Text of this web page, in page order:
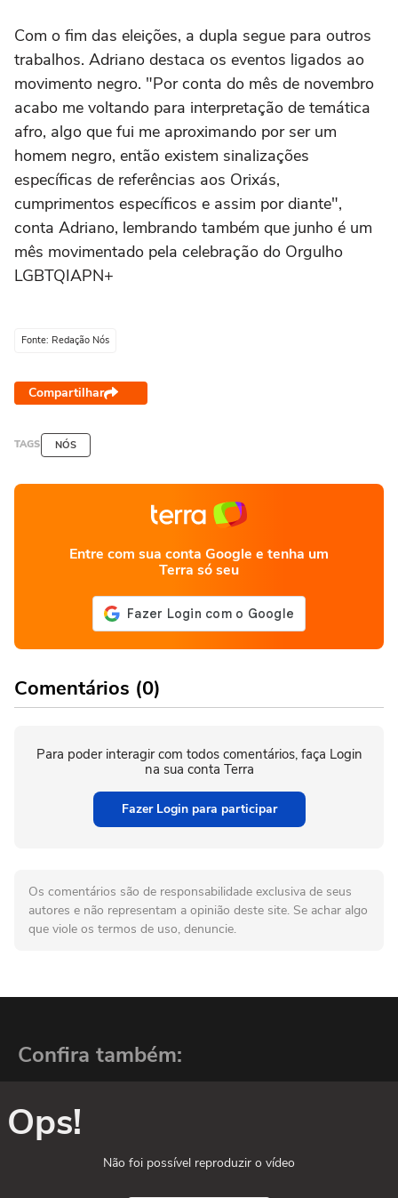
Com o fim das eleições, a dupla segue para outros
trabalhos. Adriano destaca os eventos ligados ao
movimento negro. "Por conta do mês de novembro
acabo me voltando para interpretação de temática
afro, algo que fui me aproximando por ser um
homem negro, então existem sinalizações
específicas de referências aos Orixás,
cumprimentos específicos e assim por diante",
conta Adriano, lembrando também que junho é um
mês movimentado pela celebração do Orgulho
LGBTQIAPN+
Fonte: Redação Nós
Compartilhar
TAGS NÓS
Entre com sua conta Google e tenha um
Terra só seu
Comentários (0)
Para poder interagir com todos comentários, faça Login
na sua conta Terra
Fazer Login para participar
Os comentários são de responsabilidade exclusiva de seus
autores e não representam a opinião deste site. Se achar algo
que viole os termos de uso, denuncie.
Confira também:
Ops!
Não foi possível reproduzir o vídeo